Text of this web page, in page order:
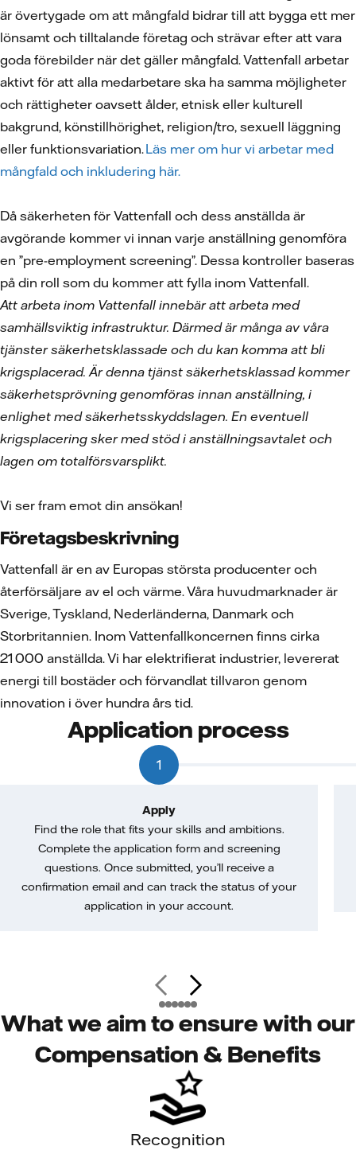
är övertygade om att mångfald bidrar till att bygga ett mer
lönsamt och tilltalande företag och strävar efter att vara
goda förebilder när det gäller mångfald. Vattenfall arbetar
aktivt för att alla medarbetare ska ha samma möjligheter
och rättigheter oavsett ålder, etnisk eller kulturell
bakgrund, könstillhörighet, religion/tro, sexuell läggning
eller funktionsvariation.Läs mer om hur vi arbetar med
mångfald och inkludering här.
Då säkerheten för Vattenfall och dess anställda är
avgörande kommer vi innan varje anställning genomföra
en ”pre-employment screening”. Dessa kontroller baseras
på din roll som du kommer att fylla inom Vattenfall.
Att arbeta inom Vattenfall innebär att arbeta med
samhällsviktig infrastruktur. Därmed är många av våra
tjänster säkerhetsklassade och du kan komma att bli
krigsplacerad. Är denna tjänst säkerhetsklassad kommer
säkerhetsprövning genomföras innan anställning, i
enlighet med säkerhetsskyddslagen. En eventuell
krigsplacering sker med stöd i anställningsavtalet och
lagen om totalförsvarsplikt.
Vi ser fram emot din ansökan!
Företagsbeskrivning
Vattenfall är en av Europas största producenter och
återförsäljare av el och värme. Våra huvudmarknader är
Sverige, Tyskland, Nederländerna, Danmark och
Storbritannien. Inom Vattenfallkoncernen finns cirka
21 000 anställda. Vi har elektrifierat industrier, levererat
energi till bostäder och förvandlat tillvaron genom
innovation i över hundra års tid.
Application process
1
Apply
Find the role that fits your skills and ambitions.
Complete the application form and screening
questions. Once submitted, you’ll receive a
confirmation email and can track the status of your
application in your account.
What we aim to ensure with our
Compensation & Benefits
Recognition